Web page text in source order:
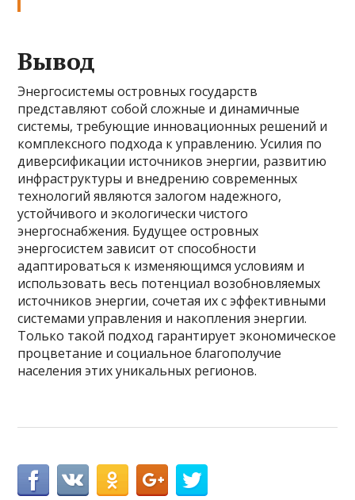
Вывод
Энергосистемы островных государств
представляют собой сложные и динамичные
системы, требующие инновационных решений и
комплексного подхода к управлению. Усилия по
диверсификации источников энергии, развитию
инфраструктуры и внедрению современных
технологий являются залогом надежного,
устойчивого и экологически чистого
энергоснабжения. Будущее островных
энергосистем зависит от способности
адаптироваться к изменяющимся условиям и
использовать весь потенциал возобновляемых
источников энергии, сочетая их с эффективными
системами управления и накопления энергии.
Только такой подход гарантирует экономическое
процветание и социальное благополучие
населения этих уникальных регионов.